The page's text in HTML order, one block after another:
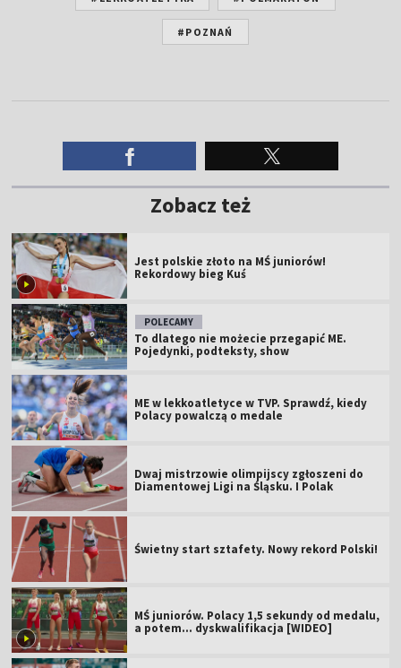
#POZNAŃ
Zobacz też
Jest polskie złoto na MŚ juniorów!
Rekordowy bieg Kuś
POLECAMY
To dlatego nie możecie przegapić ME.
Pojedynki, podteksty, show
ME w lekkoatletyce w TVP. Sprawdź, kiedy
Polacy powalczą o medale
Dwaj mistrzowie olimpijscy zgłoszeni do
Diamentowej Ligi na Śląsku. I Polak
Świetny start sztafety. Nowy rekord Polski!
MŚ juniorów. Polacy 1,5 sekundy od medalu,
a potem... dyskwalifikacja [WIDEO]